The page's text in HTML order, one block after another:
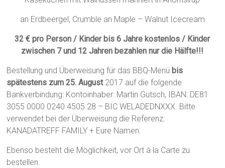
an Erdbeergel, Crumble an Maple – Walnut Icecream
32 € pro Person / Kinder bis 6 Jahre kostenlos / Kinder
zwischen 7 und 12 Jahren bezahlen nur die Hälfte!!!
Bestellung und Überweisung für das BBQ-Menü bis
spätestens zum 25. August2017 auf die folgende
Bankverbindung: Kontoinhaber: Martin Gutsch, IBAN: DE81
3055 0000 0240 4505 28 – BIC WELADEDNXXX. Bitte
verwendet bei der Überweisung die Referenz:
KANADATREFF FAMILY + Eure Namen.
Ebenso besteht die Möglichkeit, vor Ort à la Carte zu
bestellen.